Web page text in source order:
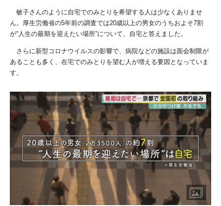
敏子さんのように自宅でのみとりを希望する人は少なくありませ
ん。厚生労働省の5年前の調査では20歳以上の男女のうちおよそ7割
が“人生の最期を迎えたい場所”について、自宅と答えました。
さらに新型コロナウイルスの影響で、病院などの施設は面会制限が
あることも多く、在宅でのみとりを望む人が増える要因となっていま
す。